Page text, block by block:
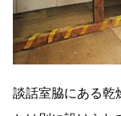
談話室脇にある乾